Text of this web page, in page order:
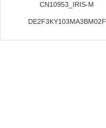
CN10953_IRIS-M
DE2F3KY103MA3BM02F